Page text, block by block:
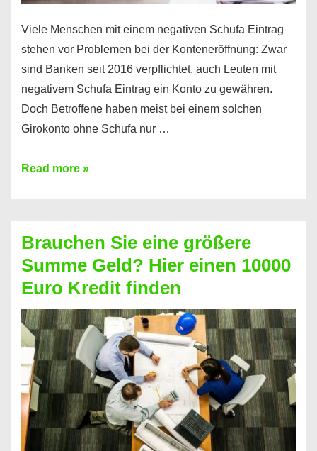
Viele Menschen mit einem negativen Schufa Eintrag
stehen vor Problemen bei der Konteneröffnung: Zwar
sind Banken seit 2016 verpflichtet, auch Leuten mit
negativem Schufa Eintrag ein Konto zu gewähren.
Doch Betroffene haben meist bei einem solchen
Girokonto ohne Schufa nur …
Günstiges
Geht
das
überhaupt?
Na
klar!
Read more »
Brauchen Sie eine größere
Summe Geld? Hier einen 10000
Euro Kredit finden